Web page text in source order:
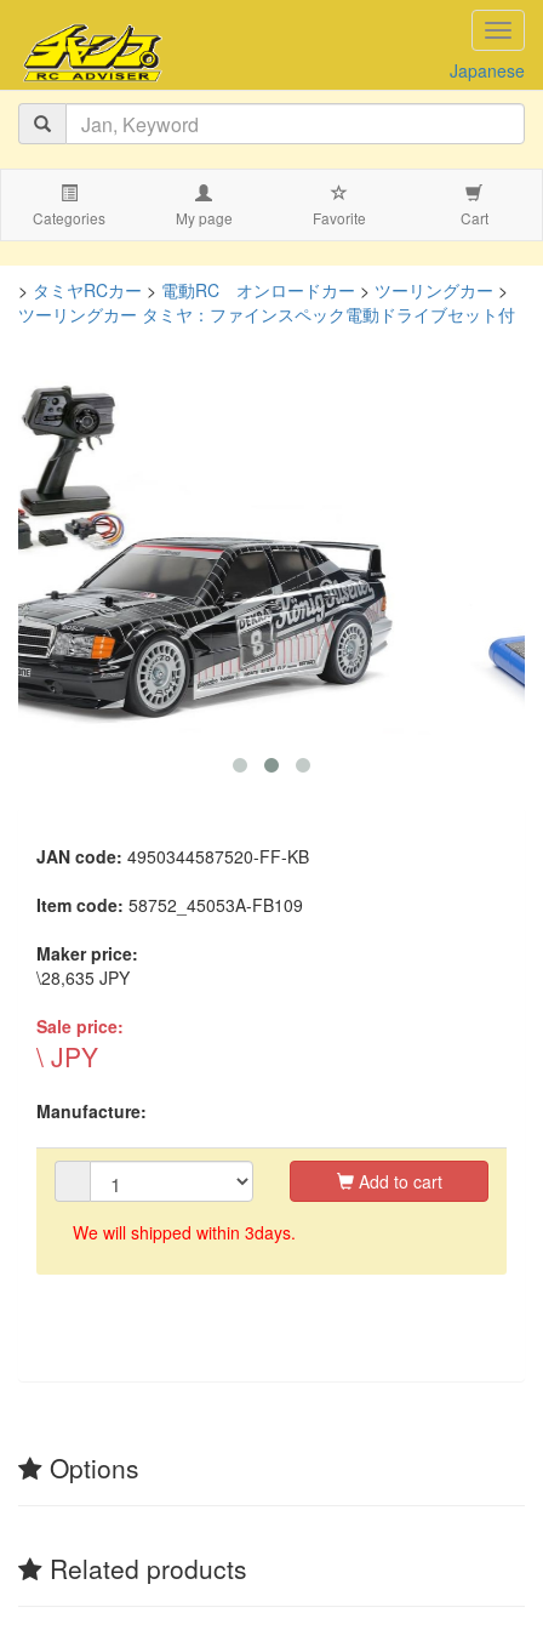
Japanese
Categories My page Favorite Cart
> タミヤRCカー > 電動RC オンロードカー > ツーリングカー >
ツーリングカー タミヤ：ファインスペック電動ドライブセット付
JAN code: 4950344587520-FF-KB
Item code: 58752_45053A-FB109
Maker price:
\28,635 JPY
Sale price:
\ JPY
Manufacture:
Add to cart
We will shipped within 3days.
Options
Related products